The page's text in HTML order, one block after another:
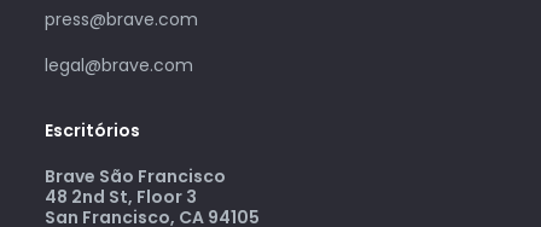
press@brave.com
legal@brave.com
Escritórios
Brave São Francisco
48 2nd St, Floor 3
San Francisco, CA 94105